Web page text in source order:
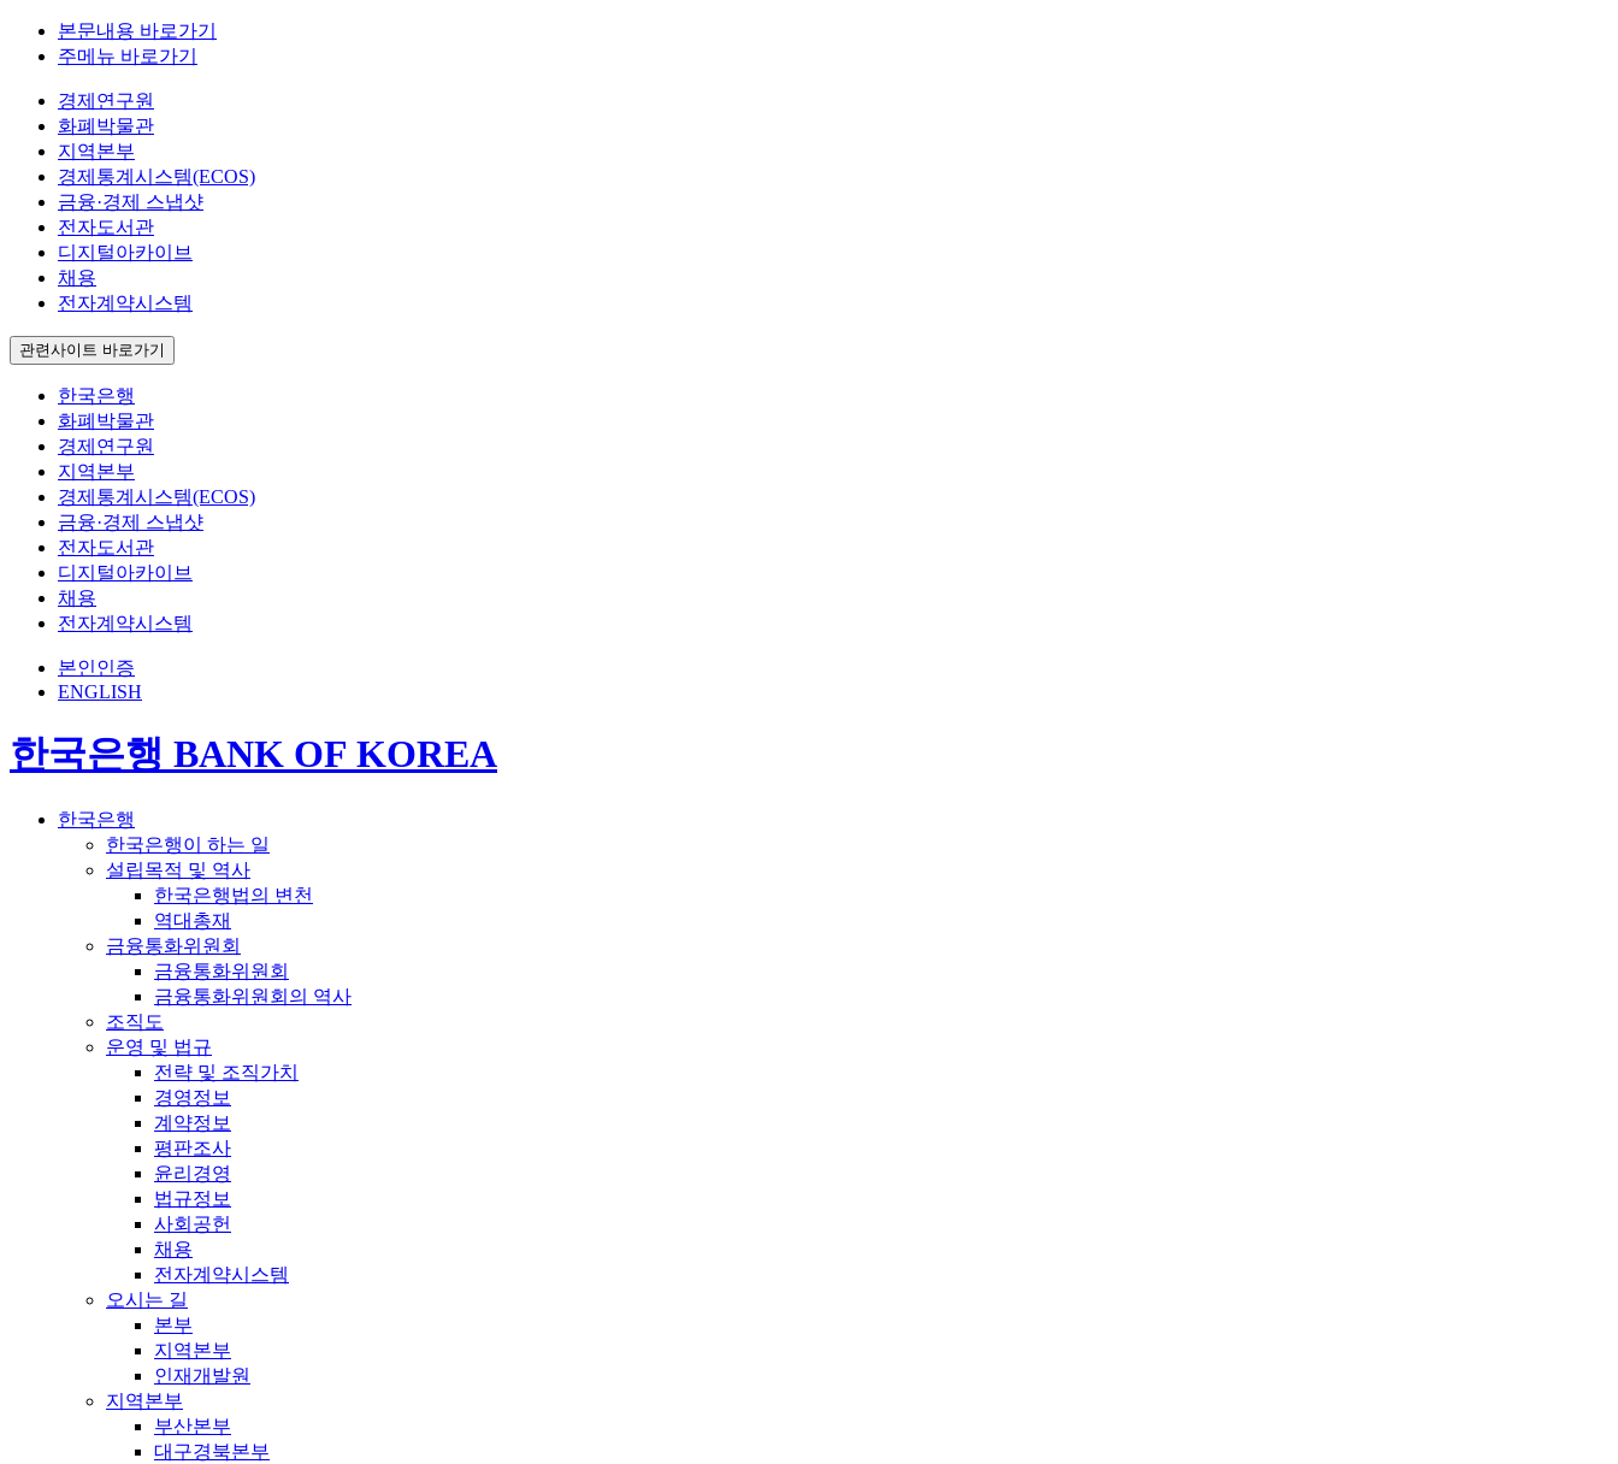
본문내용 바로가기
주메뉴 바로가기
경제연구원
화폐박물관
지역본부
경제통계시스템(ECOS)
금융·경제 스냅샷
전자도서관
디지털아카이브
채용
전자계약시스템
관련사이트 바로가기
한국은행
화폐박물관
경제연구원
지역본부
경제통계시스템(ECOS)
금융·경제 스냅샷
전자도서관
디지털아카이브
채용
전자계약시스템
본인인증
ENGLISH
한국은행 BANK OF KOREA
한국은행
한국은행이 하는 일
설립목적 및 역사
한국은행법의 변천
역대총재
금융통화위원회
금융통화위원회
금융통화위원회의 역사
조직도
운영 및 법규
전략 및 조직가치
경영정보
계약정보
평판조사
윤리경영
법규정보
사회공헌
채용
전자계약시스템
오시는 길
본부
지역본부
인재개발원
지역본부
부산본부
대구경북본부